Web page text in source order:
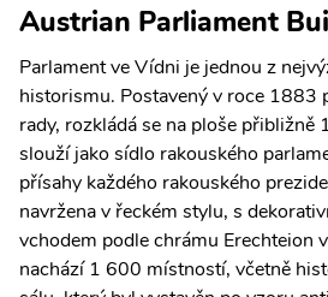
Austrian Parliament
Parlament ve Vídni je jednou z
historismu. Postavený v roce 1883
rady, rozkládá se na ploše přibližně
slouží jako sídlo rakouského
přísahy každého rakouského
navržena v řeckém stylu, s
vchodem podle chrámu Erechteion
nachází 1 600 místností, včetně